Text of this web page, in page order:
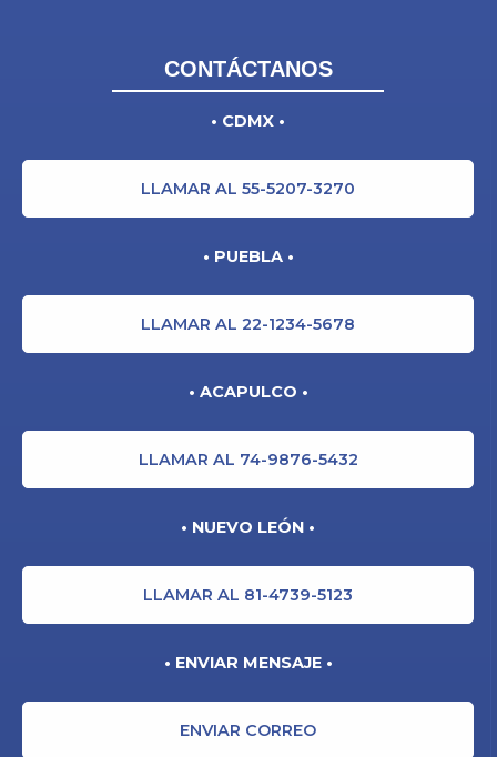
CONTÁCTANOS
• CDMX •
LLAMAR AL 55-5207-3270
• PUEBLA •
LLAMAR AL 22-1234-5678
• ACAPULCO •
LLAMAR AL 74-9876-5432
• NUEVO LEÓN •
LLAMAR AL 81-4739-5123
• ENVIAR MENSAJE •
ENVIAR CORREO